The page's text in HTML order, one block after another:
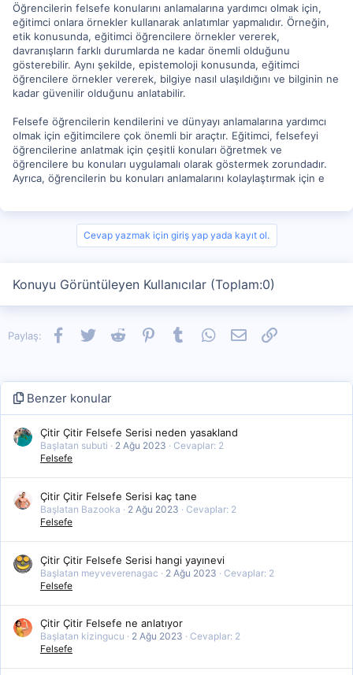
Öğrencilerin felsefe konularını anlamalarına yardımcı olmak için,
eğitimci onlara örnekler kullanarak anlatımlar yapmalıdır. Örneğin,
etik konusunda, eğitimci öğrencilere örnekler vererek,
davranışların farklı durumlarda ne kadar önemli olduğunu
gösterebilir. Aynı şekilde, epistemoloji konusunda, eğitimci
öğrencilere örnekler vererek, bilgiye nasıl ulaşıldığını ve bilginin ne
kadar güvenilir olduğunu anlatabilir.
Felsefe öğrencilerin kendilerini ve dünyayı anlamalarına yardımcı
olmak için eğitimcilere çok önemli bir araçtır. Eğitimci, felsefeyi
öğrencilerine anlatmak için çeşitli konuları öğretmek ve
öğrencilere bu konuları uygulamalı olarak göstermek zorundadır.
Ayrıca, öğrencilerin bu konuları anlamalarını kolaylaştırmak için e
Cevap yazmak için giriş yap yada kayıt ol.
Konuyu Görüntüleyen Kullanıcılar (Toplam:0)
Paylaş: Facebook
TwitterReddit PinterestTumblrWhatsApp
E-postaLink
Benzer konular
Çitir Çitir Felsefe Serisi neden yasakland
Başlatan subuti 2 Ağu 2023
Cevaplar: 2
Felsefe
Çitir Çitir Felsefe Serisi kaç tane
Başlatan Bazooka 2 Ağu 2023
Cevaplar: 2
Felsefe
Çitir Çitir Felsefe Serisi hangi yayınevi
Başlatan meyveverenagac 2 Ağu 2023
Cevaplar: 2
Felsefe
Çitir Çitir Felsefe ne anlatıyor
Başlatan kizingucu 2 Ağu 2023
Cevaplar: 2
Felsefe